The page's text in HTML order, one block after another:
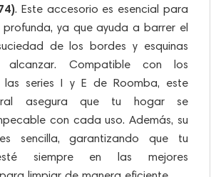
. Este accesorio es esencial para
profunda, ya que ayuda a barrer el
de los bordes y esquinas
alcanzar. Compatible con los
las series I y E de Roomba, este
asegura que tu hogar se
con cada uso. Además, su
sencilla, garantizando que tu
siempre en las mejores